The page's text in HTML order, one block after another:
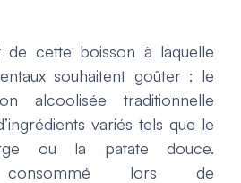
de cette boisson à laquelle
souhaitent goûter : le
alcoolisée traditionnelle
variés tels que le
ou la patate douce.
consommé lors de